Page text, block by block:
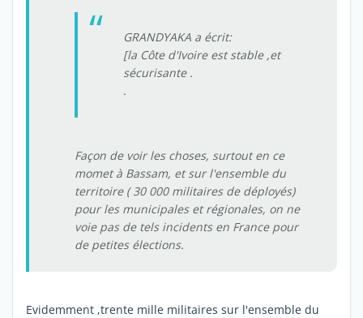
GRANDYAKA a écrit:
[la Côte d'Ivoire est stable ,et
sécurisante .
.
Façon de voir les choses, surtout en ce
momet à Bassam, et sur l'ensemble du
territoire ( 30 000 militaires de déployés)
pour les municipales et régionales, on ne
voie pas de tels incidents en France pour
de petites élections.
Evidemment ,trente mille militaires sur l'ensemble du